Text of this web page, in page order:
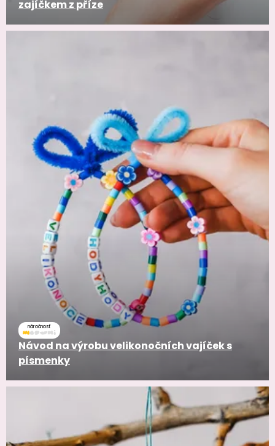
zajíčkem z příze
náročnosť
Návod na výrobu velikonočních vajíček s
písmenky